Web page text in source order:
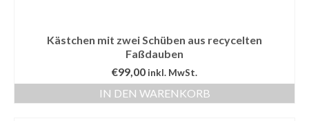
Kästchen mit zwei Schüben aus recycelten
Faßdauben
€99,00 inkl. MwSt.
IN DEN WARENKORB